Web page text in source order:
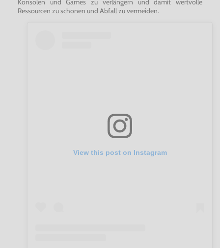
Ressourcen zu schonen und Abfall zu vermeiden.
View this post on Instagram